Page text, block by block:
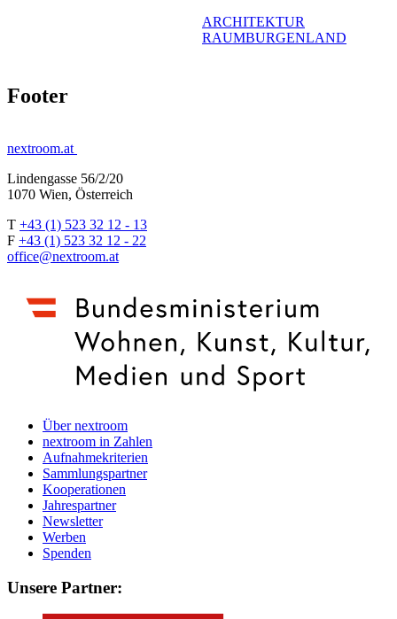
ARCHITEKTUR
RAUMBURGENLAND
Footer
nextroom.at
Lindengasse 56/2/20
1070 Wien, Österreich
T +43 (1) 523 32 12 - 13
F +43 (1) 523 32 12 - 22
office@nextroom.at
Über nextroom
nextroom in Zahlen
Aufnahmekriterien
Sammlungspartner
Kooperationen
Jahrespartner
Newsletter
Werben
Spenden
Unsere Partner: